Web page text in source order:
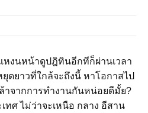
งนหน้าดูปฎิทินอีกทีก็ผ่านเวลา
ดยาวที่ใกล้จะถึงนี้ หาโอกาสไป
าจากการทำงานกันหน่อยดีมั้ย?
ทศ ไม่ว่าจะเหนือ กลาง อีสาน